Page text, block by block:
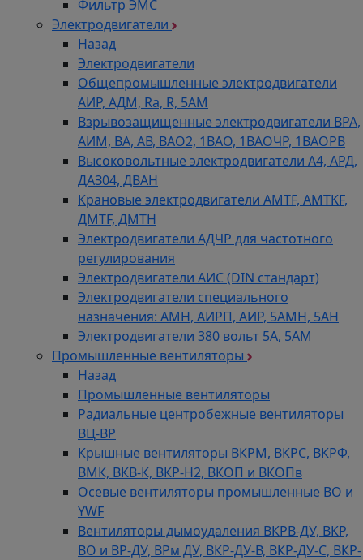
Фильтр ЭМС
Электродвигатели
Назад
Электродвигатели
Общепромышленные электродвигатели
АИР, АДМ, Ra, R, 5AM
Взрывозащищенные электродвигатели ВРА,
АИМ, ВА, АВ, ВАO2, 1ВАО, 1ВАОЧР, 1ВАОРВ
Высоковольтные электродвигатели A4, АРД,
ДАЗ04, ДВАН
Крановые электродвигатели AMTF, AMTKF,
ДMTF, ДМТН
Электродвигатели АДЧР для частотного
регулирования
Электродвигатели АИС (DIN стандарт)
Электродвигатели специального
назначения: АМН, АИРП, АИР, 5АМН, 5АН
Электродвигатели 380 вольт 5А, 5АМ
Промышленные вентиляторы
Назад
Промышленные вентиляторы
Радиальные центробежные вентиляторы
ВЦ-ВР
Крышные вентиляторы ВКРМ, ВКРС, ВКРФ,
ВМК, ВКВ-К, ВКР-Н2, ВКОП и ВКОПв
Осевые вентиляторы промышленные ВО и
YWF
Вентиляторы дымоудаления ВКРВ-ДУ, ВКР,
ВО и ВР-ДУ, ВРм ДУ, ВКР-ДУ-В, ВКР-ДУ-С, ВКР-